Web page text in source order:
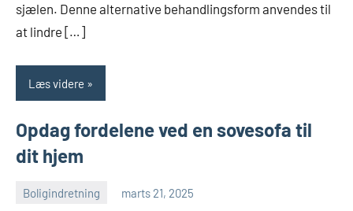
sjælen. Denne alternative behandlingsform anvendes til
at lindre […]
Læs videre
Opdag fordelene ved en sovesofa til
dit hjem
Boligindretning marts 21, 2025
Esben